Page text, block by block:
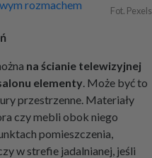
rozmachem
Fot. Pexels
na ścianie telewizyjnej
elementy. Może być to
przestrzenne. Materiały
czy mebli obok niego
pomieszczenia,
w strefie jadalnianej, jeśli